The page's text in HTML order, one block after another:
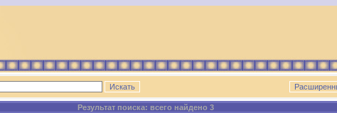
Результат поиска: всего найдено 3